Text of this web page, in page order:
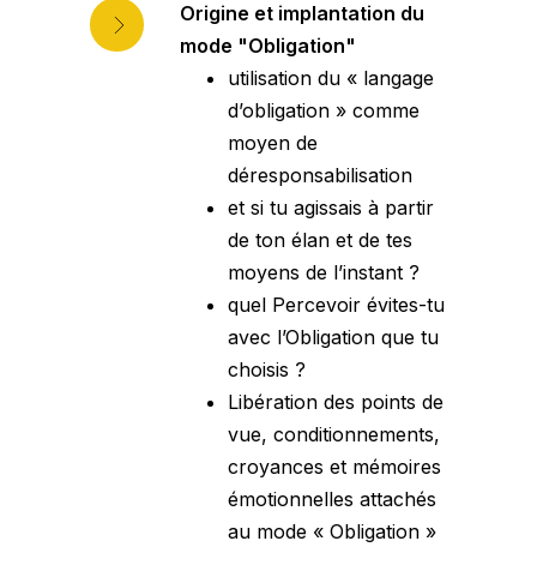
Origine et implantation du
mode "Obligation"
utilisation du « langage
d’obligation » comme
moyen de
déresponsabilisation
et si tu agissais à partir
de ton élan et de tes
moyens de l’instant ?
quel Percevoir évites-tu
avec l’Obligation que tu
choisis ?
Libération des points de
vue, conditionnements,
croyances et mémoires
émotionnelles attachés
au mode « Obligation »